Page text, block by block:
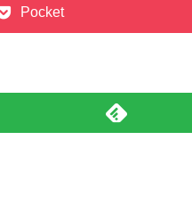
Pocket